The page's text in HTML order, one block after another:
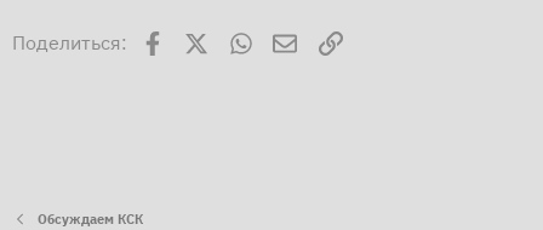
Поделиться: Facebook WhatsAppЭлектронная почта
Ссылка
Обсуждаем КСК